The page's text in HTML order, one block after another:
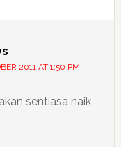
2011 AT 1:50 PM
sentiasa naik